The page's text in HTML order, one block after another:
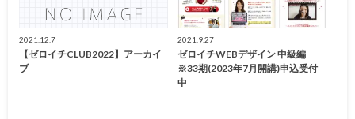
2021.12.7
【ゼロイチCLUB2022】アーカイ
ブ
2021.9.27
ゼロイチWEBデザイン 中級編
※33期(2023年7月開講)申込受付
中